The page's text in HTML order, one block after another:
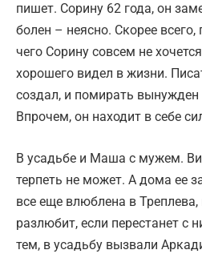
пишет. Сорину 62 года, он
болен – неясно. Скорее
чего Сорину совсем не
хорошего видел в жизни.
создал, и помирать вынужден
Впрочем, он находит в себе
В усадьбе и Маша с мужем.
терпеть не может. А дома ее
все еще влюблена в Треплева,
разлюбит, если перестанет с
тем, в усадьбу вызвали